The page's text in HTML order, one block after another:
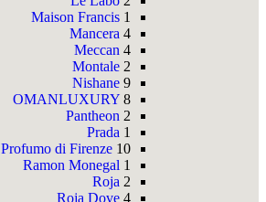
Maison Francis 1
Mancera 4
Meccan 4
Montale 2
Nishane 9
OMANLUXURY 8
Pantheon 2
Prada 1
Profumo di Firenze 10
Ramon Monegal 1
Roja 2
Roja Dove 4